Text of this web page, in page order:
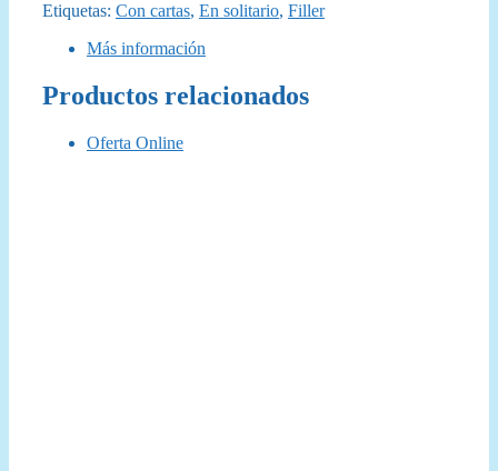
Etiquetas: Con cartas, En solitario, Filler
Más información
Productos relacionados
Oferta Online